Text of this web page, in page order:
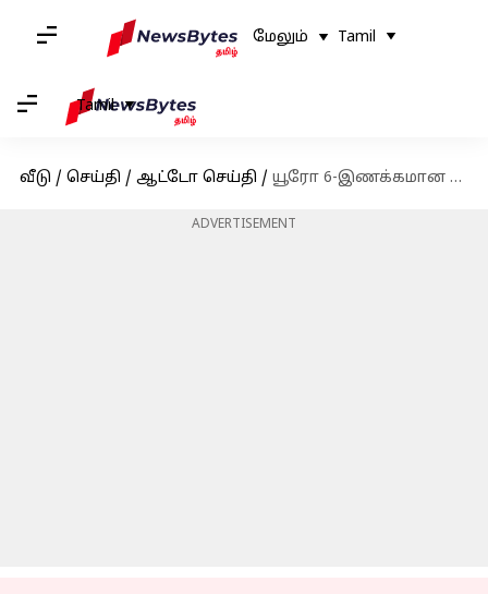
மேலும் Tamil
Tamil
வீடு / செய்தி / ஆட்டோ செய்தி / யூரோ 6-இணக்கமான லாரிகள் மற்றும் பேருந்துகளை தயாரித்து வருகிறது டாடா மோட்டார்ஸ்
ADVERTISEMENT